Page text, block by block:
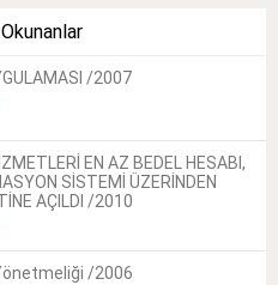
/2007
EN AZ BEDEL HESABI,
SİSTEMİ ÜZERİNDEN
AÇILDI /2010
/2006